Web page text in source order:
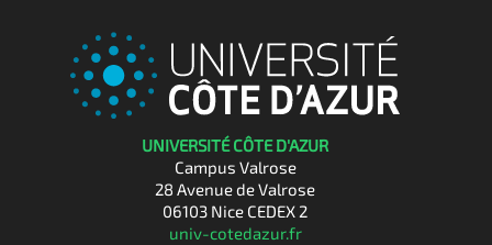
UNIVERSITÉ CÔTE D'AZUR
Campus Valrose
28 Avenue de Valrose
06103 Nice CEDEX 2
univ-cotedazur.fr